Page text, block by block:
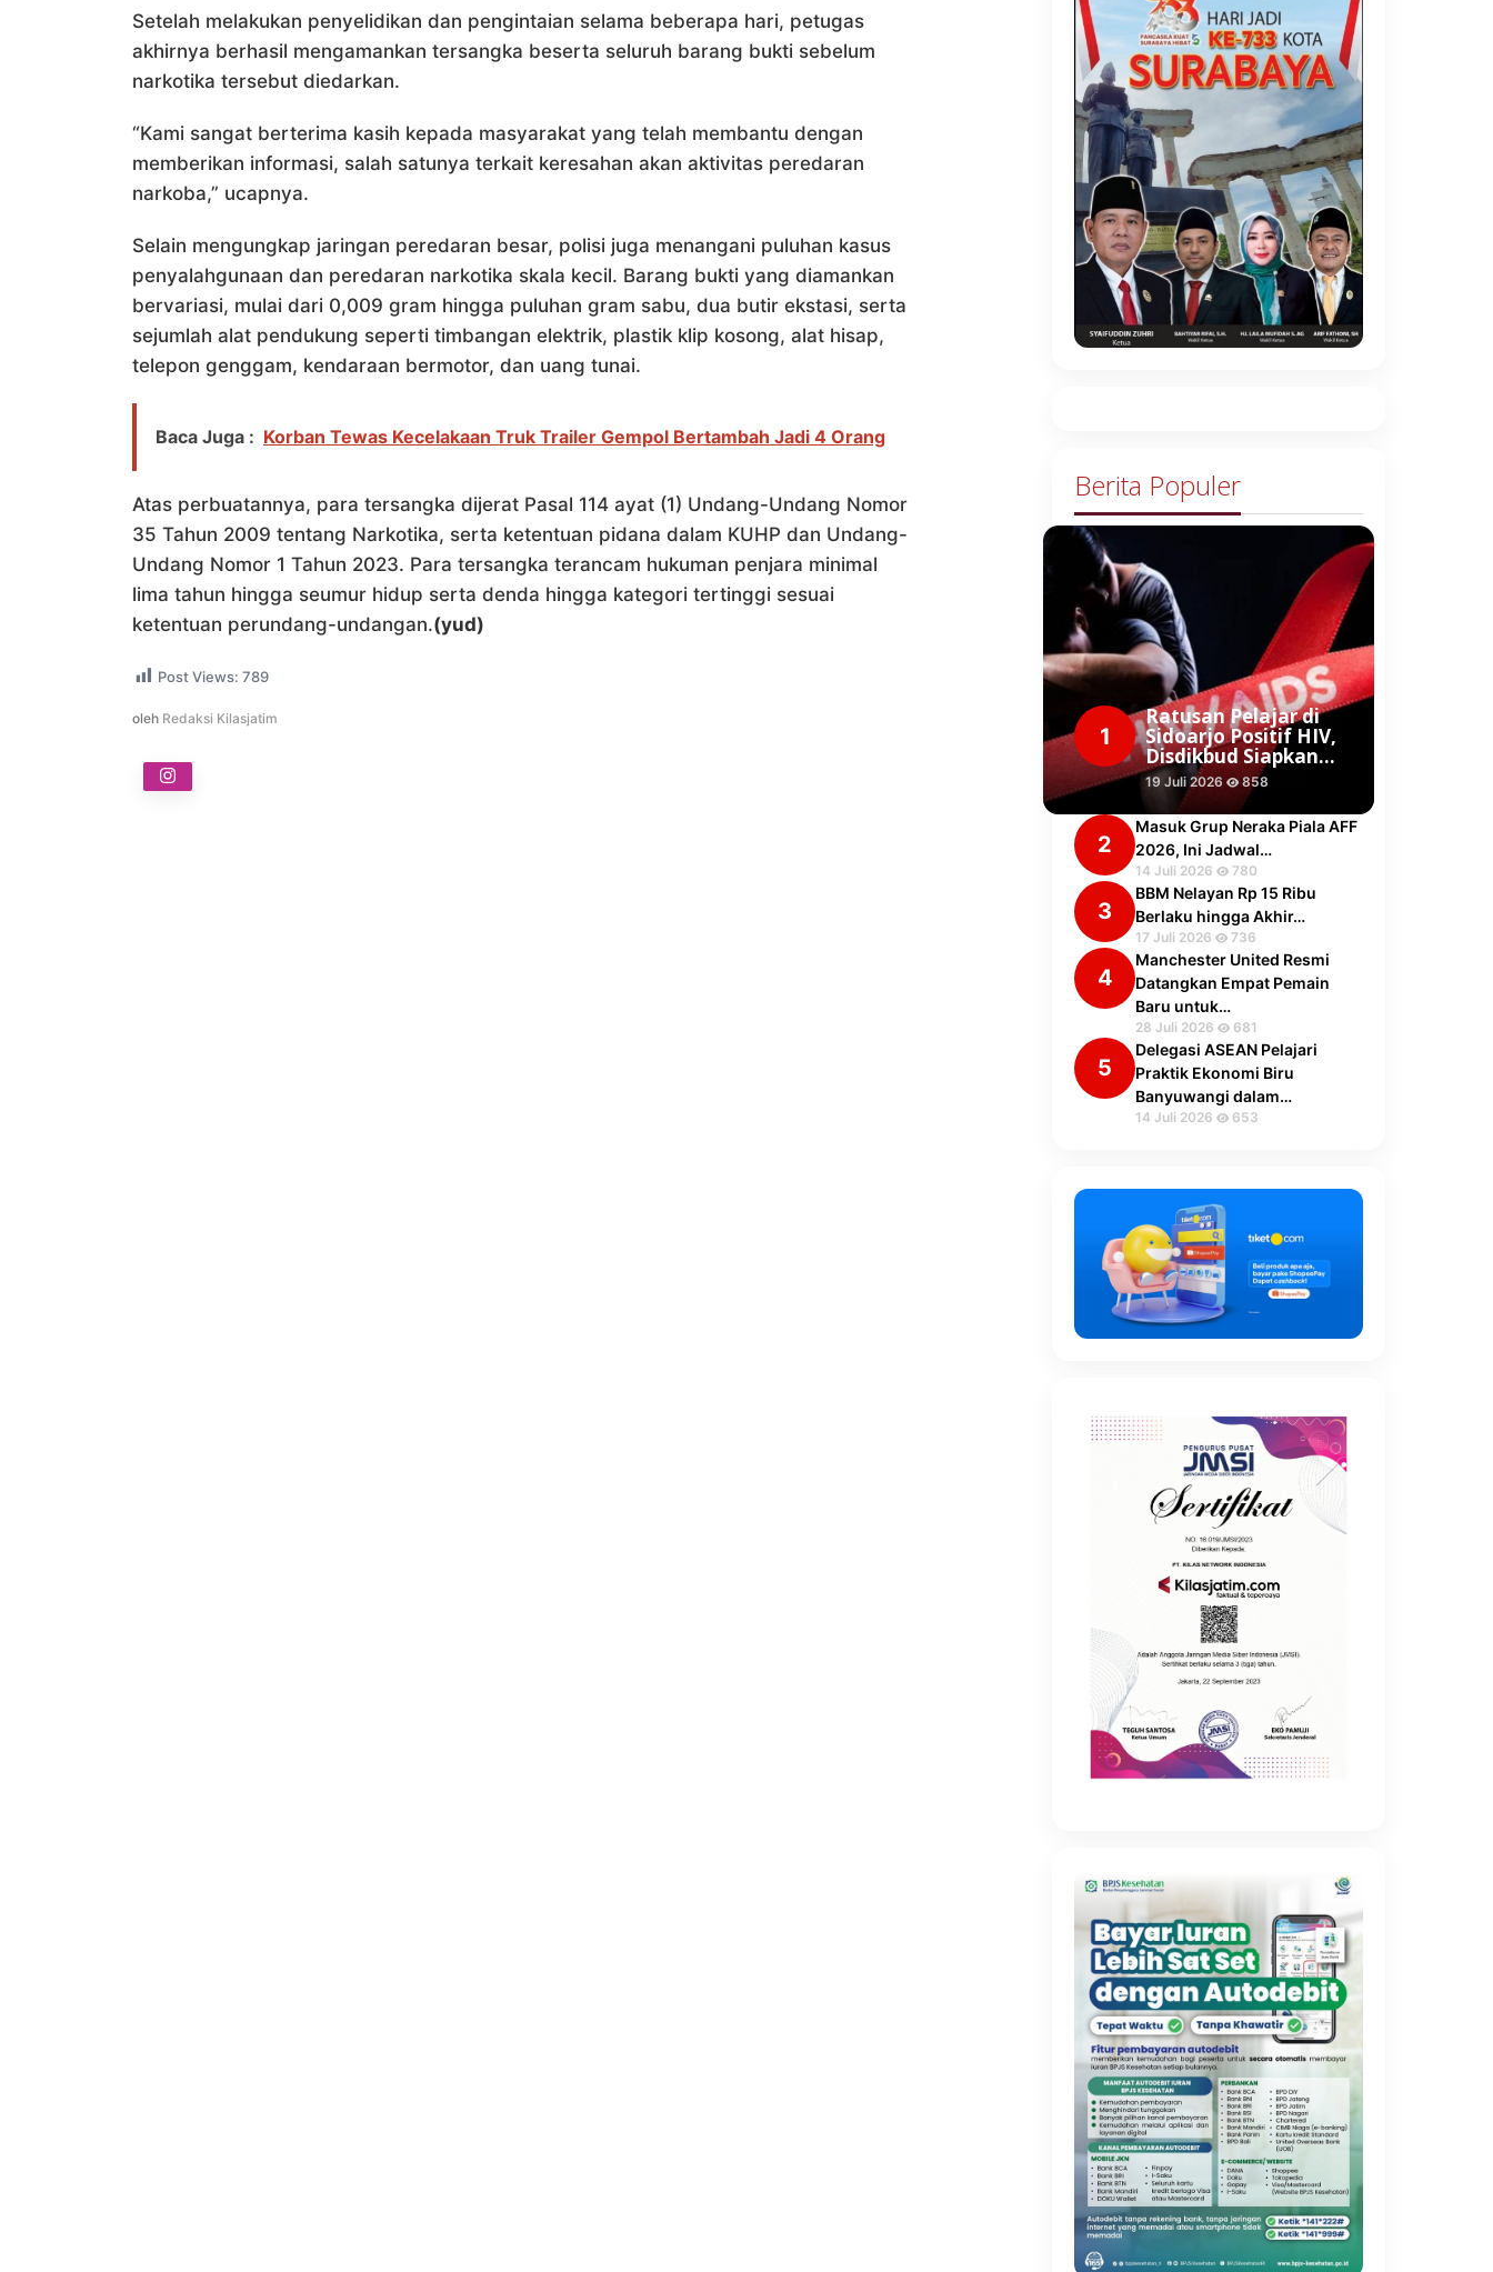
Setelah melakukan penyelidikan dan pengintaian selama beberapa hari, petugas
akhirnya berhasil mengamankan tersangka beserta seluruh barang bukti sebelum
narkotika tersebut diedarkan.
“Kami sangat berterima kasih kepada masyarakat yang telah membantu dengan
memberikan informasi, salah satunya terkait keresahan akan aktivitas peredaran
narkoba,” ucapnya.
Selain mengungkap jaringan peredaran besar, polisi juga menangani puluhan kasus
penyalahgunaan dan peredaran narkotika skala kecil. Barang bukti yang diamankan
bervariasi, mulai dari 0,009 gram hingga puluhan gram sabu, dua butir ekstasi, serta
sejumlah alat pendukung seperti timbangan elektrik, plastik klip kosong, alat hisap,
telepon genggam, kendaraan bermotor, dan uang tunai.
Baca Juga : Korban Tewas Kecelakaan Truk Trailer Gempol Bertambah Jadi 4 Orang
Atas perbuatannya, para tersangka dijerat Pasal 114 ayat (1) Undang-Undang Nomor
35 Tahun 2009 tentang Narkotika, serta ketentuan pidana dalam KUHP dan Undang-
Undang Nomor 1 Tahun 2023. Para tersangka terancam hukuman penjara minimal
lima tahun hingga seumur hidup serta denda hingga kategori tertinggi sesuai
ketentuan perundang-undangan.(yud)
Post Views: 789
oleh Redaksi Kilasjatim
Berita Populer
1
Ratusan Pelajar di
Sidoarjo Positif HIV,
Disdikbud Siapkan…
19 Juli 2026 858
2
Masuk Grup Neraka Piala AFF
2026, Ini Jadwal…
14 Juli 2026 780
3
BBM Nelayan Rp 15 Ribu
Berlaku hingga Akhir…
17 Juli 2026 736
4
Manchester United Resmi
Datangkan Empat Pemain
Baru untuk…
28 Juli 2026 681
5
Delegasi ASEAN Pelajari
Praktik Ekonomi Biru
Banyuwangi dalam…
14 Juli 2026 653